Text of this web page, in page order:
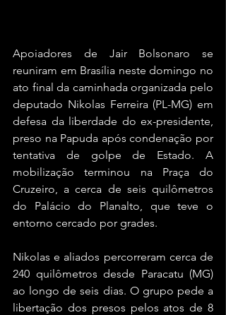
Apoiadores de Jair Bolsonaro se
reuniram em Brasília neste domingo no
ato final da caminhada organizada pelo
deputado Nikolas Ferreira (PL-MG) em
defesa da liberdade do ex-presidente,
preso na Papuda após condenação por
tentativa de golpe de Estado. A
mobilização terminou na Praça do
Cruzeiro, a cerca de seis quilômetros
do Palácio do Planalto, que teve o
entorno cercado por grades.
Nikolas e aliados percorreram cerca de
240 quilômetros desde Paracatu (MG)
ao longo de seis dias. O grupo pede a
libertação dos presos pelos atos de 8